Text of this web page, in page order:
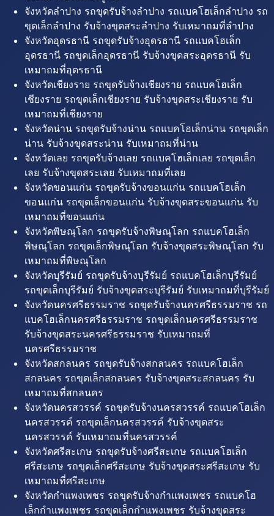
จังหวัดลำปาง รถขุดรับจ้างลำปาง รถแบคโฮเล็กลำปาง รถ
ขุดเล็กลำปาง รับจ้างขุดสระลำปาง รับเหมาถมที่ลำปาง
จังหวัดอุดรธานี รถขุดรับจ้างอุดรธานี รถแบคโฮเล็ก
อุดรธานี รถขุดเล็กอุดรธานี รับจ้างขุดสระอุดรธานี รับ
เหมาถมที่อุดรธานี
จังหวัดเชียงราย รถขุดรับจ้างเชียงราย รถแบคโฮเล็ก
เชียงราย รถขุดเล็กเชียงราย รับจ้างขุดสระเชียงราย รับ
เหมาถมที่เชียงราย
จังหวัดน่าน รถขุดรับจ้างน่าน รถแบคโฮเล็กน่าน รถขุดเล็ก
น่าน รับจ้างขุดสระน่าน รับเหมาถมที่น่าน
จังหวัดเลย รถขุดรับจ้างเลย รถแบคโฮเล็กเลย รถขุดเล็ก
เลย รับจ้างขุดสระเลย รับเหมาถมที่เลย
จังหวัดขอนแก่น รถขุดรับจ้างขอนแก่น รถแบคโฮเล็ก
ขอนแก่น รถขุดเล็กขอนแก่น รับจ้างขุดสระขอนแก่น รับ
เหมาถมที่ขอนแก่น
จังหวัดพิษณุโลก รถขุดรับจ้างพิษณุโลก รถแบคโฮเล็ก
พิษณุโลก รถขุดเล็กพิษณุโลก รับจ้างขุดสระพิษณุโลก รับ
เหมาถมที่พิษณุโลก
จังหวัดบุรีรัมย์ รถขุดรับจ้างบุรีรัมย์ รถแบคโฮเล็กบุรีรัมย์
รถขุดเล็กบุรีรัมย์ รับจ้างขุดสระบุรีรัมย์ รับเหมาถมที่บุรีรัมย์
จังหวัดนครศรีธรรมราช รถขุดรับจ้างนครศรีธรรมราช รถ
แบคโฮเล็กนครศรีธรรมราช รถขุดเล็กนครศรีธรรมราช
รับจ้างขุดสระนครศรีธรรมราช รับเหมาถมที่
นครศรีธรรมราช
จังหวัดสกลนคร รถขุดรับจ้างสกลนคร รถแบคโฮเล็ก
สกลนคร รถขุดเล็กสกลนคร รับจ้างขุดสระสกลนคร รับ
เหมาถมที่สกลนคร
จังหวัดนครสวรรค์ รถขุดรับจ้างนครสวรรค์ รถแบคโฮเล็ก
นครสวรรค์ รถขุดเล็กนครสวรรค์ รับจ้างขุดสระ
นครสวรรค์ รับเหมาถมที่นครสวรรค์
จังหวัดศรีสะเกษ รถขุดรับจ้างศรีสะเกษ รถแบคโฮเล็ก
ศรีสะเกษ รถขุดเล็กศรีสะเกษ รับจ้างขุดสระศรีสะเกษ รับ
เหมาถมที่ศรีสะเกษ
จังหวัดกำแพงเพชร รถขุดรับจ้างกำแพงเพชร รถแบคโฮ
เล็กกำแพงเพชร รถขุดเล็กกำแพงเพชร รับจ้างขุดสระ